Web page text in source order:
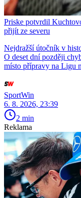
Priske potvrdil
přijít ze severu
Nejdražší útočník v
O deset dní později
místo přípravy na Ligu
SportWin
6. 8. 2026, 23:39
2 min
Reklama